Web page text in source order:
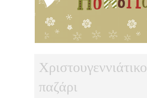
Χριστουγεννιάτικο
παζάρι